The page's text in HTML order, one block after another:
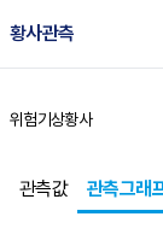
황사관측
홈
위험기상황사
관측값 관측그래